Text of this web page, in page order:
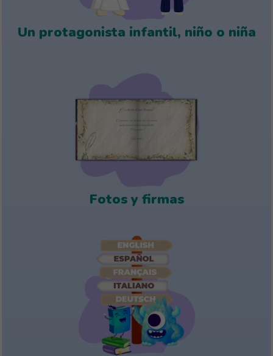
Un protagonista infantil, niño o niña
Fotos y firmas